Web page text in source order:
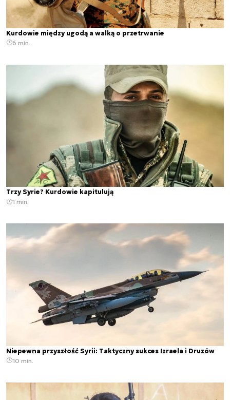
Kurdowie między ugodą a walką o przetrwanie
6 min.
Trzy Syrie? Kurdowie kapitulują
1 min.
Niepewna przyszłość Syrii: Taktyczny sukces Izraela i Druzów
10 min.